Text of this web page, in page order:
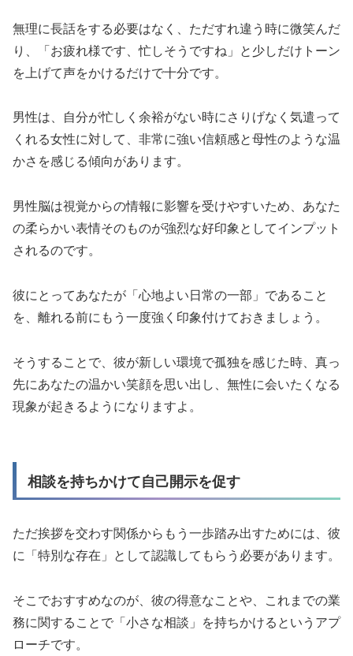
無理に長話をする必要はなく、ただすれ違う時に微笑んだ
り、「お疲れ様です、忙しそうですね」と少しだけトーン
を上げて声をかけるだけで十分です。
男性は、自分が忙しく余裕がない時にさりげなく気遣って
くれる女性に対して、非常に強い信頼感と母性のような温
かさを感じる傾向があります。
男性脳は視覚からの情報に影響を受けやすいため、あなた
の柔らかい表情そのものが強烈な好印象としてインプット
されるのです。
彼にとってあなたが「心地よい日常の一部」であること
を、離れる前にもう一度強く印象付けておきましょう。
そうすることで、彼が新しい環境で孤独を感じた時、真っ
先にあなたの温かい笑顔を思い出し、無性に会いたくなる
現象が起きるようになりますよ。
相談を持ちかけて自己開示を促す
ただ挨拶を交わす関係からもう一歩踏み出すためには、彼
に「特別な存在」として認識してもらう必要があります。
そこでおすすめなのが、彼の得意なことや、これまでの業
務に関することで「小さな相談」を持ちかけるというアプ
ローチです。